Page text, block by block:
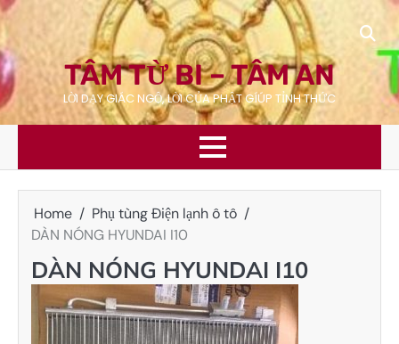
Skip
to
content
TÂM TỪ BI – TÂM AN
LỜI DẠY GIÁC NGỘ, LỜI CỦA PHẬT GÍÚP TỈNH THỨC
Home
Phụ tùng Điện lạnh ô tô
DÀN NÓNG HYUNDAI I10
DÀN NÓNG HYUNDAI I10